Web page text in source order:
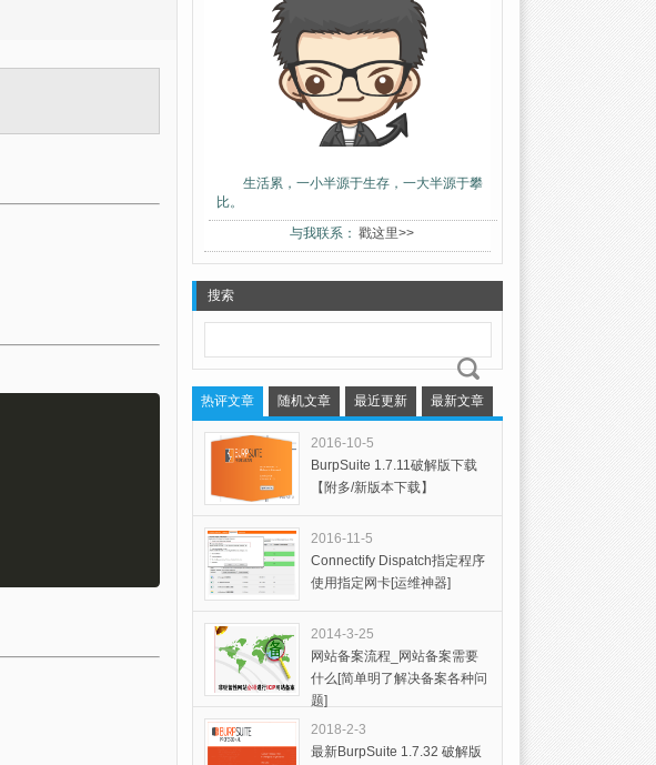
生活累，一小半源于生存，一大半源于攀
比。
与我联系： 戳这里>>
搜索
热评文章 随机文章 最近更新 最新文章
2016-10-5
BurpSuite 1.7.11破解版下载
【附多/新版本下载】
2016-11-5
Connectify Dispatch指定程序
使用指定网卡[运维神器]
2014-3-25
网站备案流程_网站备案需要
什么[简单明了解决备案各种问
题]
2018-2-3
最新BurpSuite 1.7.32 破解版